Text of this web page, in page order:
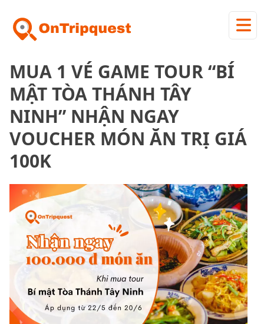
MUA 1 VÉ GAME TOUR “BÍ
MẬT TÒA THÁNH TÂY
NINH” NHẬN NGAY
VOUCHER MÓN ĂN TRỊ GIÁ
100K